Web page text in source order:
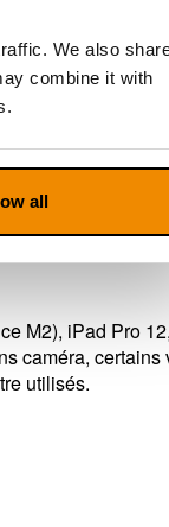
We also
combine it with
all
M2), iPad Pro
caméra,
utilisés.